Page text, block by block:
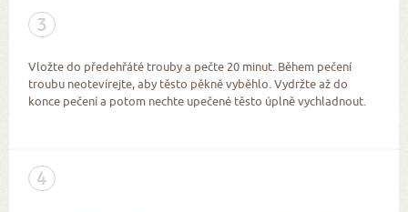
3
Vložte do předehřáté trouby a pečte 20 minut. Během pečení
troubu neotevírejte, aby těsto pěkně vyběhlo. Vydržte až do
konce pečení a potom nechte upečené těsto úplně vychladnout.
4